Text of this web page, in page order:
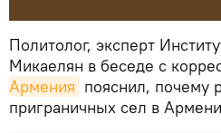
Политолог, эксперт
Микаелян в беседе с
Армения пояснил, почему
приграничных сел в